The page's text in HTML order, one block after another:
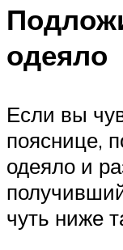
одеяло
Если вы
пояснице,
одеяло и
чуть ниже